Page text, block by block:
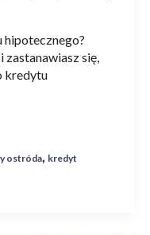
hipotecznego?
zastanawiasz się,
kredytu
ostróda, kredyt